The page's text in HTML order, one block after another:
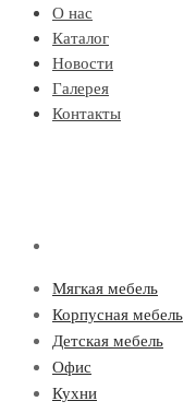
О нас
Каталог
Новости
Галерея
Контакты
Мягкая мебель
Корпусная мебель
Детская мебель
Офис
Кухни